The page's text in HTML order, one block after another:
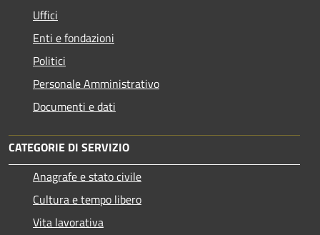
Uffici
Enti e fondazioni
Politici
Personale Amministrativo
Documenti e dati
CATEGORIE DI SERVIZIO
Anagrafe e stato civile
Cultura e tempo libero
Vita lavorativa